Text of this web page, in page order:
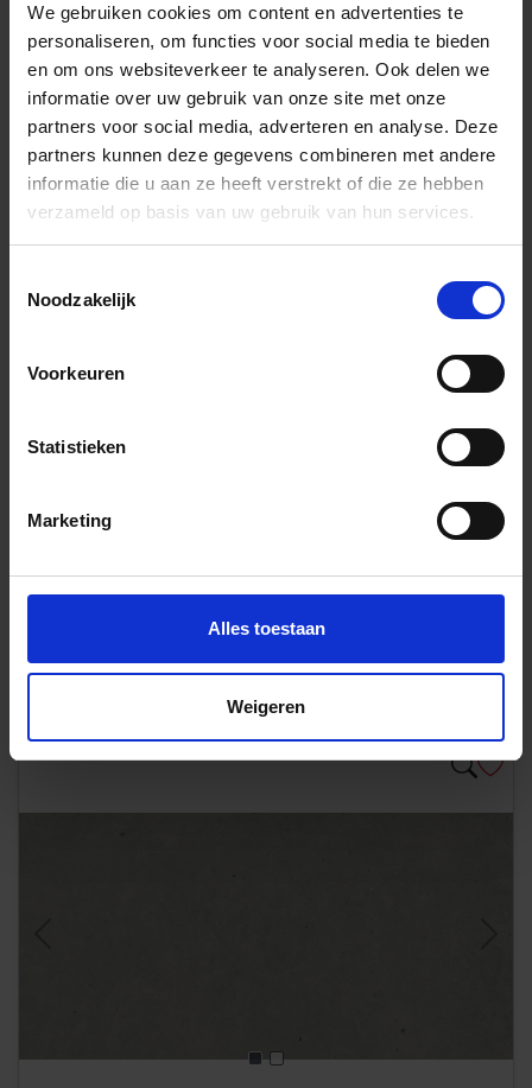
We gebruiken cookies om content en advertenties te
personaliseren, om functies voor social media te bieden
en om ons websiteverkeer te analyseren. Ook delen we
informatie over uw gebruik van onze site met onze
partners voor social media, adverteren en analyse. Deze
partners kunnen deze gegevens combineren met andere
informatie die u aan ze heeft verstrekt of die ze hebben
verzameld op basis van uw gebruik van hun services.
Noodzakelijk
Voorkeuren
Statistieken
Marketing
Alles toestaan
Weigeren
Previous
Art-Nr.: M7XR
White 60x120x2 cm Terrastegel Mat Gestructureerd Strutturato
98,99 €/m²
85,79 €/m²
Inhoud: 0,72 m² = 71,27 €/Pakket
Wordt voor je besteld